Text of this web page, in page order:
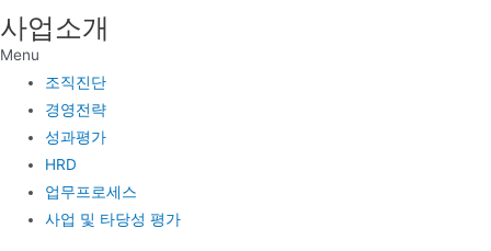
사업소개
Menu
조직진단
경영전략
성과평가
HRD
업무프로세스
사업 및 타당성 평가